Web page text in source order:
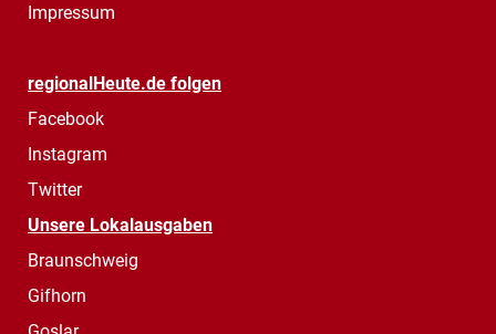
Impressum
regionalHeute.de folgen
Facebook
Instagram
Twitter
Unsere Lokalausgaben
Braunschweig
Gifhorn